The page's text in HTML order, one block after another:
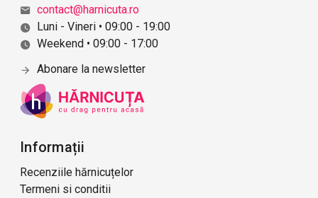
contact@harnicuta.ro
Luni - Vineri • 09:00 - 19:00
Weekend • 09:00 - 17:00
Abonare la newsletter
Informații
Recenziile hărnicuțelor
Termeni si conditii